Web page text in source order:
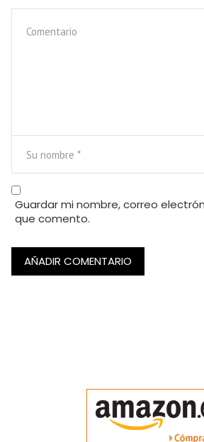
Guardar mi nombre, correo
que comento.